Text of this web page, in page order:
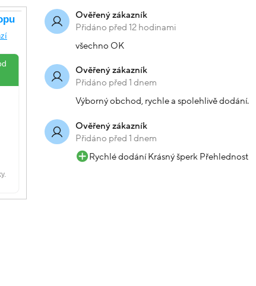
Ověřený zákazník
Přidáno před 12 hodinami
všechno OK
Ověřený zákazník
Přidáno před 1 dnem
Výborný obchod, rychle a spolehlivě dodání.
Ověřený zákazník
Přidáno před 1 dnem
Rychlé dodání Krásný šperk Přehlednost